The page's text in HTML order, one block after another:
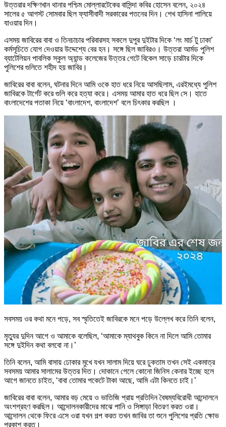
উত্তরার দক্ষিণখান থানার পশ্চিম মোল্লারটেকের বাসিন্দা কবির হোসেন বলেন, ২০২৪
সালের ৫ আগস্ট সোমবার ছিল ফ্যাসীবাদী সরকারের পতনের দিন। শেখ হাসিনা পালিয়ে
যাওয়ার দিন।
এসময় জাবিরের বাবা ও তিনচাচার পরিবারসহ সকলে দুপুর দুইটার দিকে ‘লং মার্চ টু ঢাকা’
কর্মসূচিতে যোগ দেওয়ার উদ্দেশ্যে বের হন। সঙ্গে ছিল জাবিরও। উত্তরা আর্মড পুলিশ
ব্যাটেলিয়ন পাবলিক স্কুল অ্যান্ড কলেজের উত্তর গেটে বিকেল সাড়ে চারটার দিকে
পুলিশের গুলিতে শহীদ হয় জাবির।
জাবিরের বাবা বলেন, ঘটনার দিনে আমি ওকে হাত ধরে নিয়ে আসছিলাম, এরইমধ্যে পুলিশ
জাবিরকে টার্গেট করে গুলি করে হত্যা করে। এসময় আমার হাত ধরে ছিল সে। হাতে
বাংলাদেশের পতাকা নিয়ে ‘বাংলাদেশ, বাংলাদেশ’ বলে চিৎকার করছিল ।
সবসময় ওর কথা মনে পড়ে, সব স্মৃতিতেই জাবিরকে মনে পড়ে উল্লেখ করে তিনি বলেন,
মৃত্যুর দুদিন আগে ও আমাকে বলেছিল, ‘আমাকে ম্যাথবুক কিনে না দিলে আমি তোমার
সঙ্গে দুইদিন কথা বলবো না।’
তিনি বলেন, আমি বাসায় ঢোকার মুখে যখন সালাম দিয়ে ঘরে ঢুকতাম তখন সেই একমাত্র
সবসময় আমার সালামের উত্তর দিত। দোকানে গেলে কোনো জিনিস কেনার ইচ্ছে হলে
আগে জানতে চাইত, ‘বাবা তোমার পকেটে টাকা আছে, আমি এটা কিনতে চাই।’
জাবিরের বাবা বলেন, আমার বড় মেয়ে ও ভাতিজি প্রায় প্রতিদিন বৈষম্যবিরোধী আন্দোলনে
অংশগ্রহণ করছিল। আন্দোলনকারীদের মাঝে পানি ও সিঙ্গাড়া বিতরণ করত ওরা।
আন্দোলন থেকে ফিরে এসে ওরা যখন গল্প করত তখন জাবির তা শুনে পুলিশের প্রতি ক্ষোভ
প্রকাশ করত।